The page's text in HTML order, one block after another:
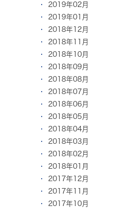
2019年02月
2019年01月
2018年12月
2018年11月
2018年10月
2018年09月
2018年08月
2018年07月
2018年06月
2018年05月
2018年04月
2018年03月
2018年02月
2018年01月
2017年12月
2017年11月
2017年10月